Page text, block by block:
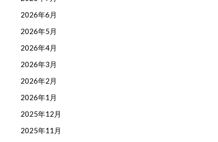
2026年6月
2026年5月
2026年4月
2026年3月
2026年2月
2026年1月
2025年12月
2025年11月